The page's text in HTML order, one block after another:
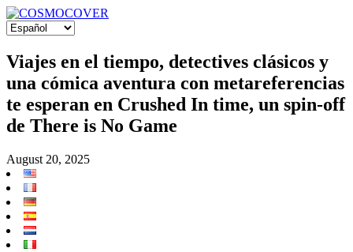
Viajes en el tiempo, detectives clásicos y
una cómica aventura con metareferencias
te esperan en Crushed In time, un spin-off
de There is No Game
August 20, 2025